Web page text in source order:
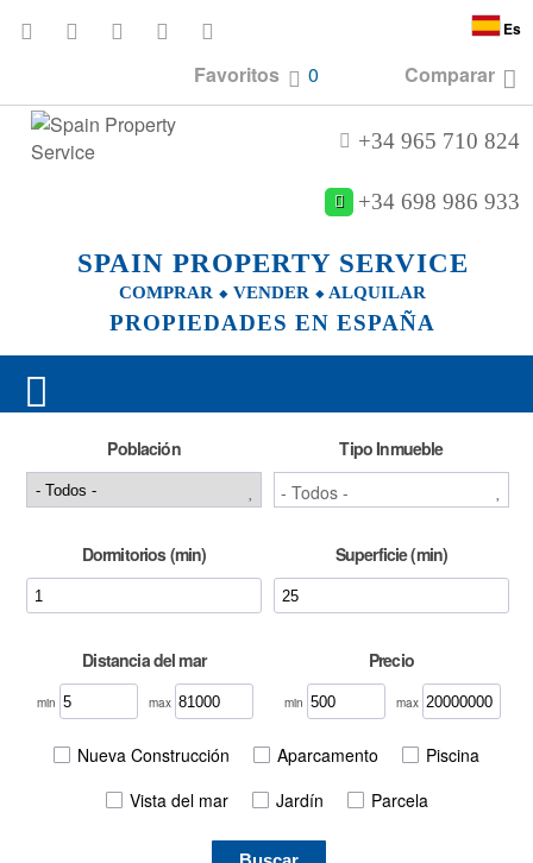
Favoritos 0 Comparar
Es
SPAIN PROPERTY SERVICE
COMPRAR ⬥ VENDER ⬥ ALQUILAR
PROPIEDADES EN ESPAÑA
+34 965 710 824
+34 698 986 933
Población Tipo Inmueble
Dormitorios (min) Superficie (min)
Distancia del mar
min max
Precio
min max
Nueva Construcción Aparcamento
Piscina
Vista del mar
Jardín Parcela